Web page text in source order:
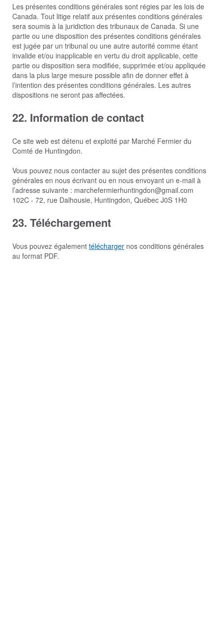
Les présentes conditions générales sont régies par les lois de
Canada. Tout litige relatif aux présentes conditions générales
sera soumis à la juridiction des tribunaux de Canada. Si une
partie ou une disposition des présentes conditions générales
est jugée par un tribunal ou une autre autorité comme étant
invalide et/ou inapplicable en vertu du droit applicable, cette
partie ou disposition sera modifiée, supprimée et/ou appliquée
dans la plus large mesure possible afin de donner effet à
l’intention des présentes conditions générales. Les autres
dispositions ne seront pas affectées.
22. Information de contact
Ce site web est détenu et exploité par Marché Fermier du
Comté de Huntingdon.
Vous pouvez nous contacter au sujet des présentes conditions
générales en nous écrivant ou en nous envoyant un e-mail à
l’adresse suivante : marchefermierhuntingdon@gmail.com
102C - 72, rue Dalhousie, Huntingdon, Québec J0S 1H0
23. Téléchargement
Vous pouvez également télécharger nos conditions générales
au format PDF.